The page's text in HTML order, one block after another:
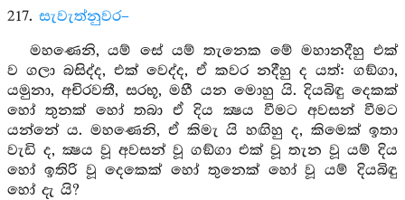
217. සැවැත්නුවර–
මහණෙනි, යම් සේ යම් තැනෙක මේ මහානදීහු එක්
ව ගලා බසිද්ද, එක් වෙද්ද, ඒ කවර නදීහු ද යත්: ගඞ්ගා,
යමුනා, අචිරවතී, සරභූ, මහී යන මොහු යි. දියබිඳු දෙකක්
හෝ තුනක් හෝ තබා ඒ දිය ක්‍ෂය වීමට අවසන් වීමට
යන්නේ ය. මහණෙනි, ඒ කිමැ යි හඟිහු ද, කිමෙක් ඉතා
වැඩි ද, ක්‍ෂය වූ අවසන් වූ ගඞ්ගා එක් වූ තැන වූ යම් දිය
හෝ ඉතිරි වූ දෙකෙක් හෝ තුනෙක් හෝ වූ යම් දියබිඳු
හෝ දැ යි?